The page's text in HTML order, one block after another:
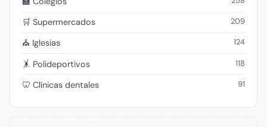
🛒 Supermercados 209
⛪ Iglesias 124
🤸 Polideportivos 118
🦷 Clínicas dentales 91